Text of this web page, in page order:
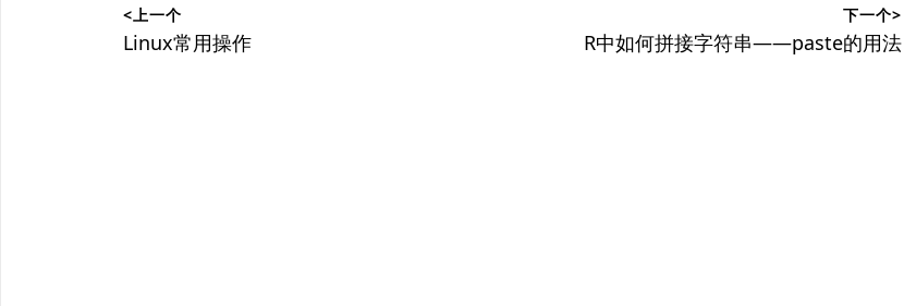
章
<上一个
上
Linux常用操作
下一个>
下
R中如何拼接字符串——paste的用法